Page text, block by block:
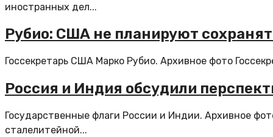
иностранных дел...
Рубио: США не планируют
Госсекретарь США Марко Рубио. Архивное фото
Россия и Индия обсудили
Государственные флаги России и Индии. Архивное
сталелитейной...